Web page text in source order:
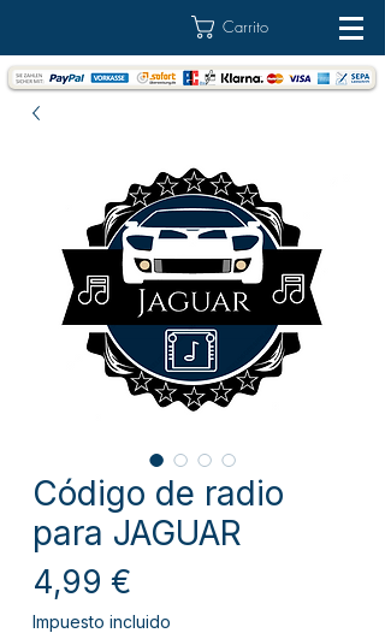
Carrito
Código de radio
para JAGUAR
4,99 €
Impuesto incluido